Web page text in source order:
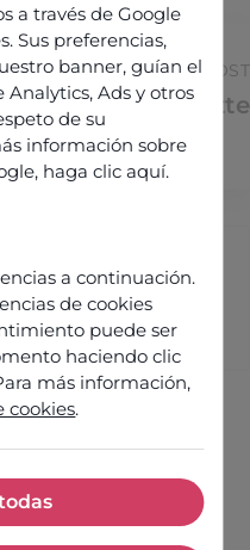
a través de Google
Sus preferencias,
banner, guían el
Analytics, Ads y otros
de su
información sobre
haga clic aquí.
a continuación.
de cookies
puede ser
haciendo clic
más información,
cookies.
NEXT POST
Aulnette